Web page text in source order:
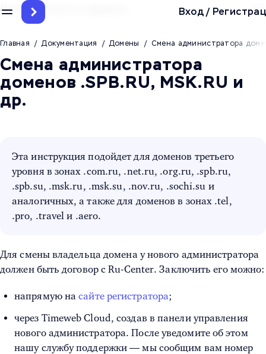
Вход/
Другие услуги и сервисы
Главная / Документация / Домены / Смена администратора
Смена администратора
доменов .SPB.RU, MSK.RU и
др.
Эта инструкция подойдет для доменов третьего
уровня в зонах .com.ru, .net.ru, .org.ru, .spb.ru,
.spb.su, .msk.ru, .msk.su, .nov.ru, .sochi.su и
аналогичных, а также для доменов в зонах .tel,
.pro, .travel и .aero.
Для смены владельца домена у нового администратора
должен быть договор с Ru-Center. Заключить его можно:
напрямую насайте регистратора;
через Timeweb Cloud, создав в панели управления
нового администратора. После уведомите об этом
нашу службу поддержки — мы сообщим вам номер